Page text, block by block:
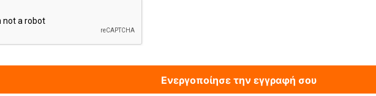
Ενεργοποίησε την εγγραφή σου